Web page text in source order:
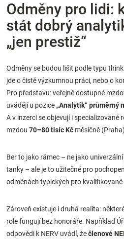
Odměny pro lidi:
stát dobrý
„jen prestiž“
Odměny se budou lišit podle typu
jde o čistě výzkumnou práci, nebo o
Pro představu: veřejně dostupné
uvádějí u pozice „Analytik“ průměrný
A v inzerci se objevují i specializované
mzdou 70–80 tisíc Kč měsíčně
Ber to jako rámec – ne jako
tanky – ale je to užitečné pro
odměnách typických pro
Zároveň existuje i druhá realita:
role fungují bez honoráře. Například
odpovědi k NERV uvádí, žečlenové